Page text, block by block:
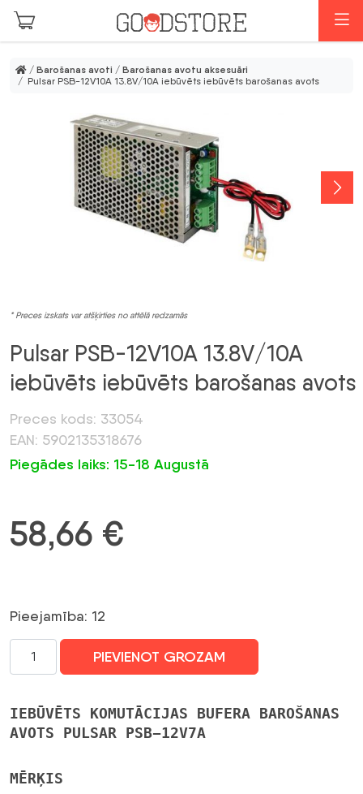
Skip to main content
/ Barošanas avoti / Barošanas avotu aksesuāri
/ Pulsar PSB-12V10A 13.8V/10A iebūvēts iebūvēts barošanas avots
* Preces izskats var atšķirties no attēlā redzamās
Pulsar PSB-12V10A 13.8V/10A
iebūvēts iebūvēts barošanas avots
Preces kods: 33054
EAN: 5902135318676
Piegādes laiks: 15-18 Augustā
58,66 €
Pieejamība: 12
Pulsar
13.8V/10A
iebūvēts
avots
PIEVIENOT GROZAM
IEBŪVĒTS KOMUTĀCIJAS BUFERA BAROŠANAS
AVOTS PULSAR PSB-12V7A
MĒRĶIS